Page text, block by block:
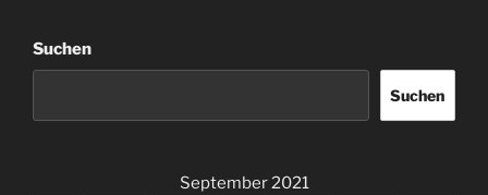
Suchen
Suchen
September 2021